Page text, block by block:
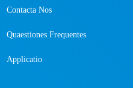
Contacta Nos
Quaestiones Frequentes
Applicatio